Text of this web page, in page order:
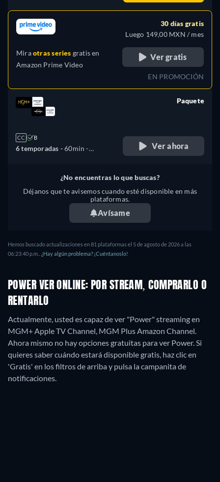
Francés, Italiano, Portugués
Miraotras series gratis en
Amazon Prime Video
30 días gratis
Luego 149,00 MXN / mes
Ver gratis
EN PROMOCIÓN
CC B
6 temporadas -60min -
Paquete
Ver ahora
¿No encuentras lo que buscas?
Déjanos que te avisemos cuando esté disponible en más
plataformas.
Avísame
Hemos buscado actualizaciones en81 plataformas el 5 de agosto de 2026a las
06:23:40 p.m.
¿Hay algún problema? ¡Cuéntanoslo!
POWER VER ONLINE: POR STREAM, COMPRARLO O
RENTARLO
Actualmente, usted es capaz de ver "Power" streaming en
MGM+ Apple TV Channel, MGM Plus Amazon Channel.
Ahora mismo no hay opciones gratuitas para ver Power. Si
quieres saber cuándo estará disponible gratis, haz clic en
'Gratis' en los filtros de arriba y pulsa la campanita de
notificaciones.